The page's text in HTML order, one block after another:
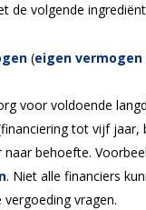
de volgende
(eigen vermogen
voor voldoende
tot vijf jaar,
behoefte.
. Niet alle financiers
vragen.